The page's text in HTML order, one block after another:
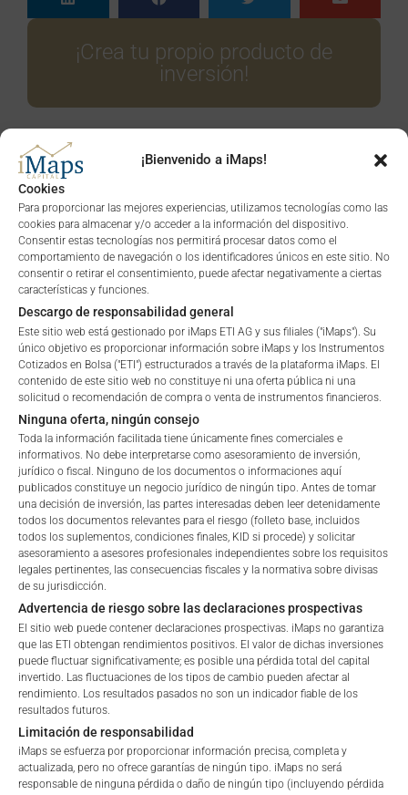
¡Bienvenido a iMaps!
Cookies
Para proporcionar las mejores experiencias, utilizamos tecnologías como las
cookies para almacenar y/o acceder a la información del dispositivo.
Consentir estas tecnologías nos permitirá procesar datos como el
comportamiento de navegación o los identificadores únicos en este sitio. No
consentir o retirar el consentimiento, puede afectar negativamente a ciertas
características y funciones.
Descargo de responsabilidad general
Este sitio web está gestionado por iMaps ETI AG y sus filiales ("iMaps"). Su
único objetivo es proporcionar información sobre iMaps y los Instrumentos
Cotizados en Bolsa ("ETI") estructurados a través de la plataforma iMaps. El
contenido de este sitio web no constituye ni una oferta pública ni una
solicitud o recomendación de compra o venta de instrumentos financieros.
Ninguna oferta, ningún consejo
Toda la información facilitada tiene únicamente fines comerciales e
informativos. No debe interpretarse como asesoramiento de inversión,
jurídico o fiscal. Ninguno de los documentos o informaciones aquí
publicados constituye un negocio jurídico de ningún tipo. Antes de tomar
una decisión de inversión, las partes interesadas deben leer detenidamente
todos los documentos relevantes para el riesgo (folleto base, incluidos
todos los suplementos, condiciones finales, KID si procede) y solicitar
asesoramiento a asesores profesionales independientes sobre los requisitos
legales pertinentes, las consecuencias fiscales y la normativa sobre divisas
de su jurisdicción.
Advertencia de riesgo sobre las declaraciones prospectivas
El sitio web puede contener declaraciones prospectivas. iMaps no garantiza
que las ETI obtengan rendimientos positivos. El valor de dichas inversiones
puede fluctuar significativamente; es posible una pérdida total del capital
invertido. Las fluctuaciones de los tipos de cambio pueden afectar al
rendimiento. Los resultados pasados no son un indicador fiable de los
resultados futuros.
Limitación de responsabilidad
iMaps se esfuerza por proporcionar información precisa, completa y
actualizada, pero no ofrece garantías de ningún tipo. iMaps no será
responsable de ninguna pérdida o daño de ningún tipo (incluyendo pérdida
¡Crea tu propio producto de
inversión!
Artículos relacionados
Deutscher Zertifikatepreis 2026: Lo que pone a
iMaps en la misma papeleta que Goldman Sachs
por sexto año consecutivo
La mayoría de los gestores de inversiones con una estrategia
probada nunca la amplían. No porque la estrategia falle, sino
porque nunca se construye la infraestructura para distribuirla.
La vía de los fondos OICVM lleva